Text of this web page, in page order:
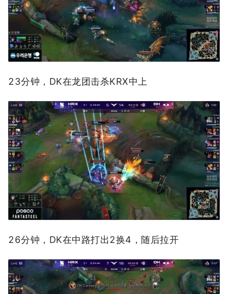
23分钟，DK在龙团击杀KRX中上
26分钟，DK在中路打出2换4，随后拉开